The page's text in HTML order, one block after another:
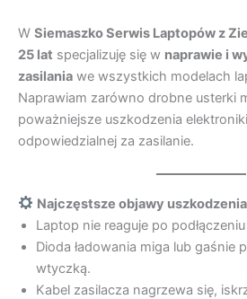
W Siemaszko Serwis Laptopów z
25 lat specjalizuję się w naprawie i
zasilania we wszystkich modelach
Naprawiam zarówno drobne usterki
poważniejsze uszkodzenia
odpowiedzialnej za zasilanie.
Najczęstsze objawy
Laptop nie reaguje po
Dioda ładowania miga lub gaśnie
wtyczką.
Kabel zasilacza nagrzewa się,